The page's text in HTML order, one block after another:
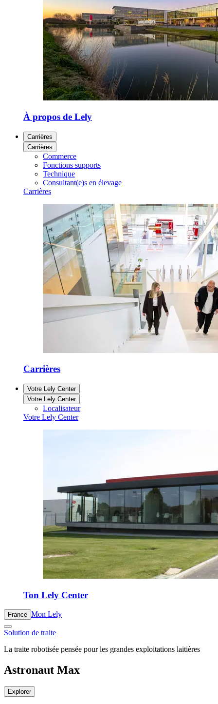
À propos de Lely
Carrières
Carrières
Commerce
Fonctions supports
Technique
Consultant(e)s en élevage
Carrières
Carrières
Votre Lely Center
Votre Lely Center
Localisateur
Votre Lely Center
Ton Lely Center
France Mon Lely
Solution de traite
La traite robotisée pensée pour les grandes exploitations laitières
Astronaut Max
Explorer